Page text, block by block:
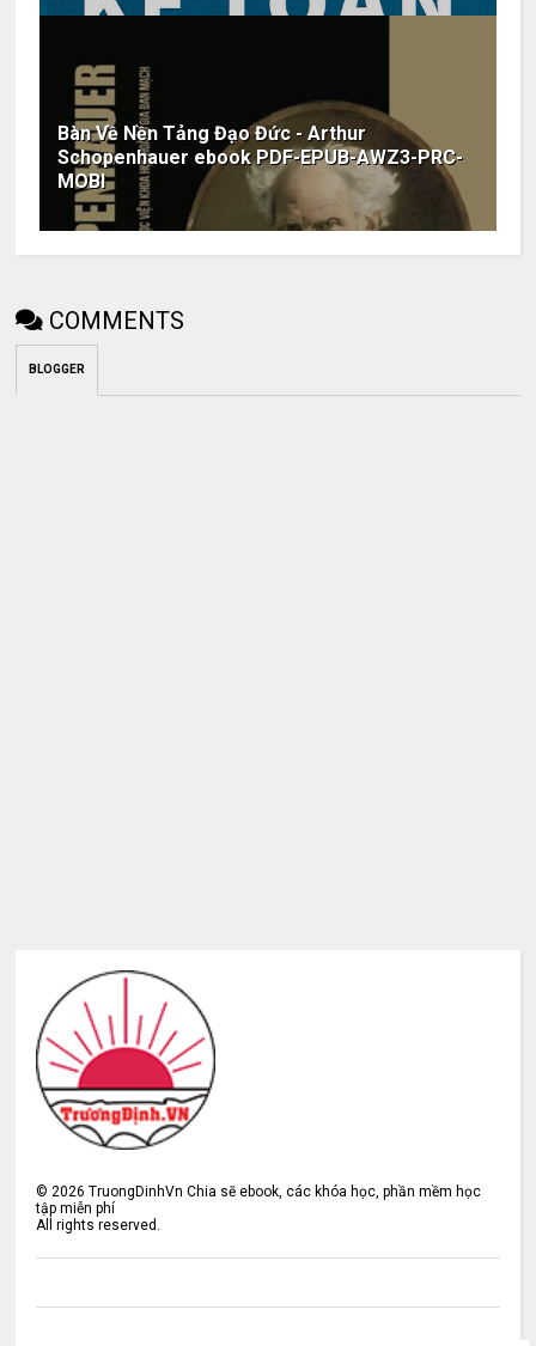
Bàn Về Nền Tảng Đạo Đức - Arthur
Schopenhauer ebook PDF-EPUB-AWZ3-PRC-
MOBI
COMMENTS
BLOGGER
©2026 TruongDinhVn Chia sẽ ebook, các khóa học, phần mềm học
tập miễn phí
All rights reserved.